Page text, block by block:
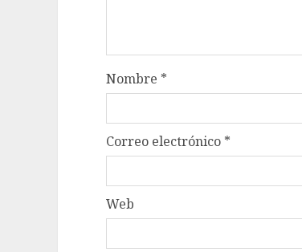
Nombre *
Correo electrónico *
Web